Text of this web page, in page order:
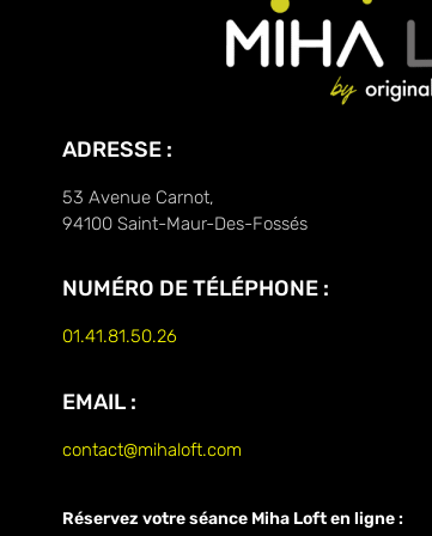
ADRESSE :
53 Avenue Carnot,
94100 Saint-Maur-Des-Fossés
NUMÉRO DE TÉLÉPHONE :
01.41.81.50.26
EMAIL :
contact@mihaloft.com
Réservez votre séance Miha Loft en ligne :